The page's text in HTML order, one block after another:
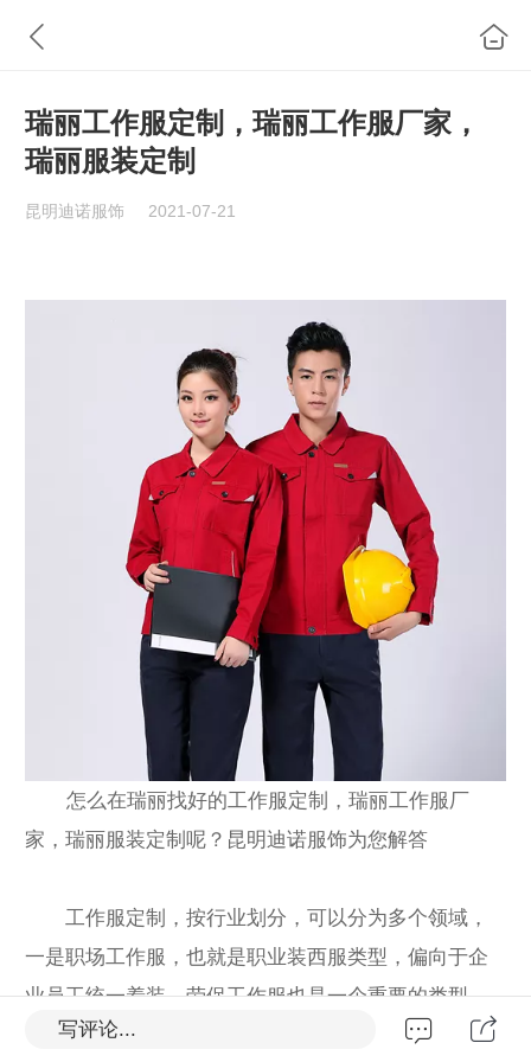
瑞丽工作服定制，瑞丽工作服厂家，
瑞丽服装定制
昆明迪诺服饰 2021-07-21
怎么在瑞丽找好的工作服定制，瑞丽工作服厂
家，瑞丽服装定制呢？昆明迪诺服饰为您解答
工作服定制，按行业划分，可以分为多个领域，
一是职场工作服，也就是职业装西服类型，偏向于企
业员工统一着装。劳保工作服也是一个重要的类型，
像工厂，矿山，水电站等等，都是劳保制服类型。随
写评论...